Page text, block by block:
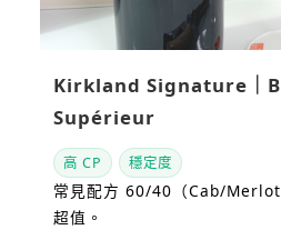
Kirkland Signature｜
Supérieur
高 CP 穩定度
常見配方 60/40（Cab/
超值。